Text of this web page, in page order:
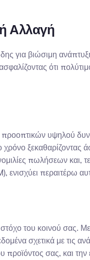
Αλλαγή
για βιώσιμη
ότι
προοπτικών υψηλού
πωλήσεων και,
περαιτέρω
του κοινού
σχετικά με τις
σας, και